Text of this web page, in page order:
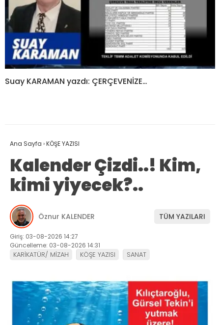
Suay KARAMAN yazdı: ÇERÇEVENİZE…
Ana Sayfa ›KÖŞE YAZISI
Kalender Çizdi..! Kim,
kimi yiyecek?..
Öznur KALENDER TÜM YAZILARI
Giriş: 03-08-2026 14:27
Güncelleme: 03-08-2026 14:31
KARİKATÜR/ MİZAH KÖŞE YAZISI SANAT